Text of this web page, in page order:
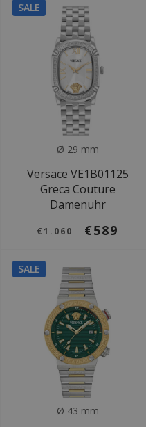
SALE
Ø 29 mm
Versace VE1B01125
Greca Couture
Damenuhr
€1.060 €589
SALE
Ø 43 mm